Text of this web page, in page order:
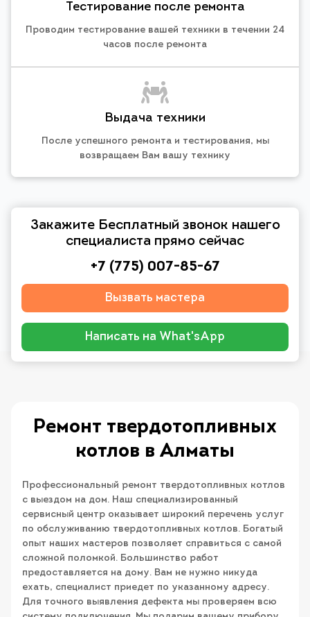
Тестирование после ремонта
Проводим тестирование вашей техники в течении 24
часов после ремонта
Выдача техники
После успешного ремонта и тестирования, мы
возвращаем Вам вашу технику
Закажите Бесплатный звонок нашего
специалиста прямо сейчас
+7 (775) 007-85-67
Вызвать мастера
Написать на What'sApp
Ремонт твердотопливных
котлов в Алматы
Профессиональный ремонт твердотопливных котлов
с выездом на дом. Наш специализированный
сервисный центр оказывает широкий перечень услуг
по обслуживанию твердотопливных котлов. Богатый
опыт наших мастеров позволяет справиться с самой
сложной поломкой. Большинство работ
предоставляется на дому. Вам не нужно никуда
ехать, специалист приедет по указанному адресу.
Для точного выявления дефекта мы проверяем всю